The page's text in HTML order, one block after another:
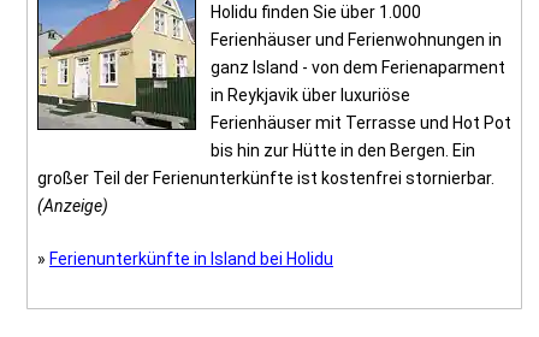
Holidu finden Sie über 1.000
Ferienhäuser und Ferienwohnungen in
ganz Island - von dem Ferienaparment
in Reykjavik über luxuriöse
Ferienhäuser mit Terrasse und Hot Pot
bis hin zur Hütte in den Bergen. Ein
großer Teil der Ferienunterkünfte ist kostenfrei stornierbar.
(Anzeige)
» Ferienunterkünfte in Island bei Holidu